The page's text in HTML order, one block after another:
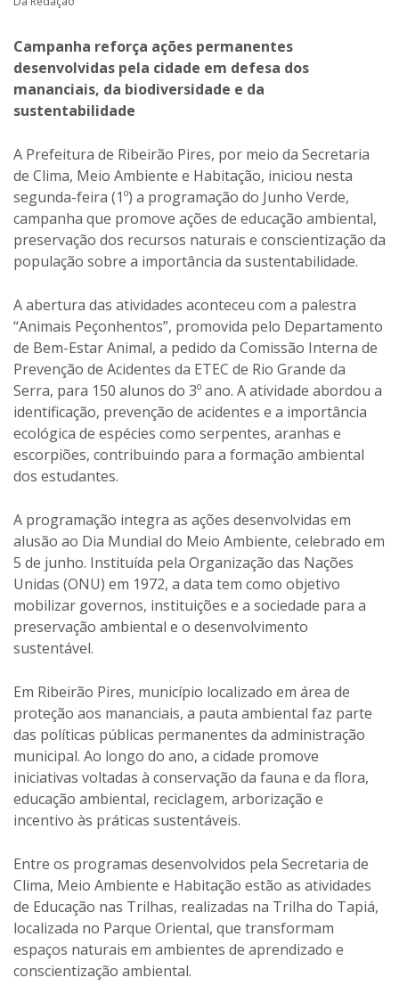
Campanha reforça ações permanentes
desenvolvidas pela cidade em defesa dos
mananciais, da biodiversidade e da
sustentabilidade
A Prefeitura de Ribeirão Pires, por meio da Secretaria
de Clima, Meio Ambiente e Habitação, iniciou nesta
segunda-feira (1º) a programação do Junho Verde,
campanha que promove ações de educação ambiental,
preservação dos recursos naturais e conscientização da
população sobre a importância da sustentabilidade.
A abertura das atividades aconteceu com a palestra
“Animais Peçonhentos”, promovida pelo Departamento
de Bem-Estar Animal, a pedido da Comissão Interna de
Prevenção de Acidentes da ETEC de Rio Grande da
Serra, para 150 alunos do 3º ano. A atividade abordou a
identificação, prevenção de acidentes e a importância
ecológica de espécies como serpentes, aranhas e
escorpiões, contribuindo para a formação ambiental
dos estudantes.
A programação integra as ações desenvolvidas em
alusão ao Dia Mundial do Meio Ambiente, celebrado em
5 de junho. Instituída pela Organização das Nações
Unidas (ONU) em 1972, a data tem como objetivo
mobilizar governos, instituições e a sociedade para a
preservação ambiental e o desenvolvimento
sustentável.
Em Ribeirão Pires, município localizado em área de
proteção aos mananciais, a pauta ambiental faz parte
das políticas públicas permanentes da administração
municipal. Ao longo do ano, a cidade promove
iniciativas voltadas à conservação da fauna e da flora,
educação ambiental, reciclagem, arborização e
incentivo às práticas sustentáveis.
Entre os programas desenvolvidos pela Secretaria de
Clima, Meio Ambiente e Habitação estão as atividades
de Educação nas Trilhas, realizadas na Trilha do Tapiá,
localizada no Parque Oriental, que transformam
espaços naturais em ambientes de aprendizado e
conscientização ambiental.